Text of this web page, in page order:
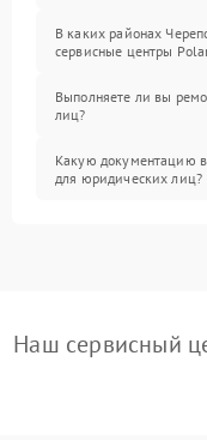
В каких районах
сервисные центры
Выполняете ли вы
лиц?
Какую документацию
для юридических лиц?
Наш сервисный